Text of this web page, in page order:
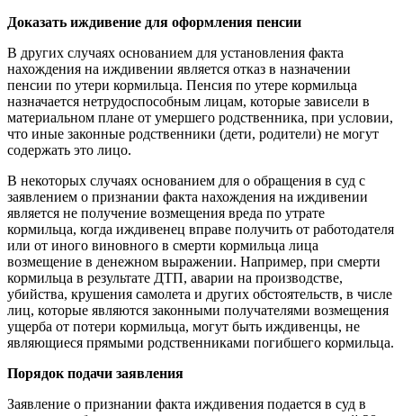
Доказать иждивение для оформления пенсии
В других случаях основанием для установления факта
нахождения на иждивении является отказ в назначении
пенсии по утери кормильца. Пенсия по утере кормильца
назначается нетрудоспособным лицам, которые зависели в
материальном плане от умершего родственника, при условии,
что иные законные родственники (дети, родители) не могут
содержать это лицо.
В некоторых случаях основанием для о обращения в суд с
заявлением о признании факта нахождения на иждивении
является не получение возмещения вреда по утрате
кормильца, когда иждивенец вправе получить от работодателя
или от иного виновного в смерти кормильца лица
возмещение в денежном выражении. Например, при смерти
кормильца в результате ДТП, аварии на производстве,
убийства, крушения самолета и других обстоятельств, в числе
лиц, которые являются законными получателями возмещения
ущерба от потери кормильца, могут быть иждивенцы, не
являющиеся прямыми родственниками погибшего кормильца.
Порядок подачи заявления
Заявление о признании факта иждивения подается в суд в